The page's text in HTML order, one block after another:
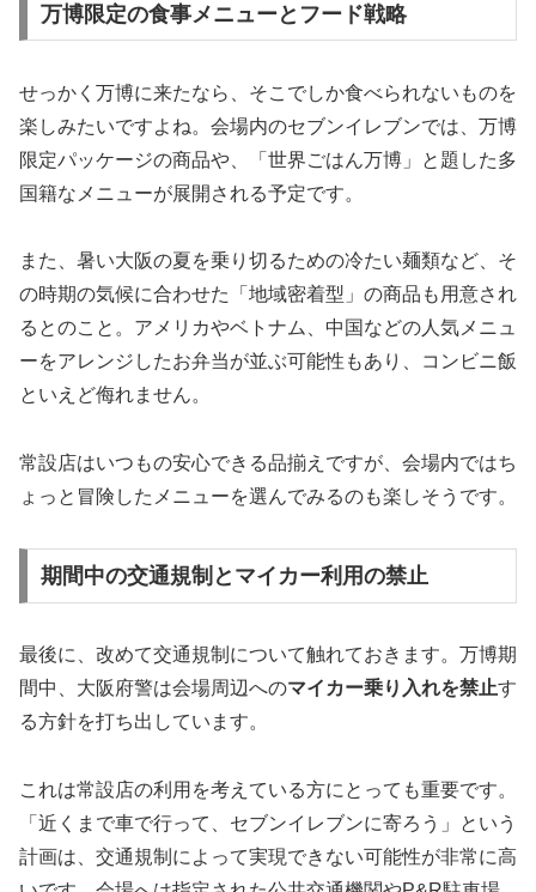
万博限定の食事メニューとフード戦略
せっかく万博に来たなら、そこでしか食べられないものを
楽しみたいですよね。会場内のセブンイレブンでは、万博
限定パッケージの商品や、「世界ごはん万博」と題した多
国籍なメニューが展開される予定です。
また、暑い大阪の夏を乗り切るための冷たい麺類など、そ
の時期の気候に合わせた「地域密着型」の商品も用意され
るとのこと。アメリカやベトナム、中国などの人気メニュ
ーをアレンジしたお弁当が並ぶ可能性もあり、コンビニ飯
といえど侮れません。
常設店はいつもの安心できる品揃えですが、会場内ではち
ょっと冒険したメニューを選んでみるのも楽しそうです。
期間中の交通規制とマイカー利用の禁止
最後に、改めて交通規制について触れておきます。万博期
間中、大阪府警は会場周辺へのマイカー乗り入れを禁止す
る方針を打ち出しています。
これは常設店の利用を考えている方にとっても重要です。
「近くまで車で行って、セブンイレブンに寄ろう」という
計画は、交通規制によって実現できない可能性が非常に高